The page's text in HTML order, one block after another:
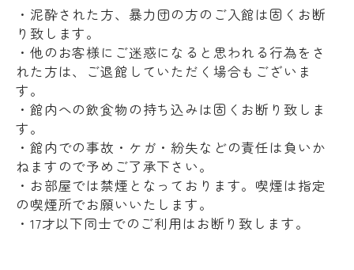
・泥酔された方、暴力団の方のご入館は固くお断
り致します。
・他のお客様にご迷惑になると思われる行為をさ
れた方は、ご退館していただく場合もございま
す。
・館内への飲食物の持ち込みは固くお断り致しま
す。
・館内での事故・ケガ・紛失などの責任は負いか
ねますので予めご了承下さい。
・お部屋では禁煙となっております。喫煙は指定
の喫煙所でお願いいたします。
・17才以下同士でのご利用はお断り致します。